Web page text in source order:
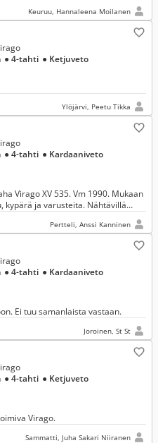
Keuruu, Hannaleena Moilanen
● 4-tahti ● Ketjuveto
Ylöjärvi, Peetu Tikka
● 4-tahti ● Kardaaniveto
Virago XV 535. Vm 1990. Mukaan
kypärä ja varusteita. Nähtävillä
Pertteli, Anssi Kanninen
● 4-tahti ● Kardaaniveto
Ei tuu samanlaista vastaan.
Joroinen, St St
● 4-tahti ● Ketjuveto
Virago.
Sammatti, Juha Sakari Niiranen